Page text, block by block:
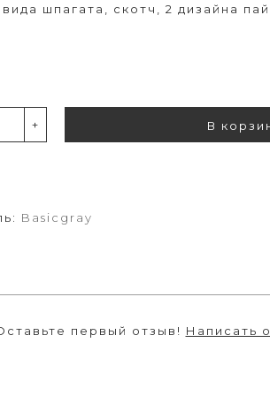
шпагата, скотч, 2 дизайна
+ В
Basicgray
первый отзыв! Написать